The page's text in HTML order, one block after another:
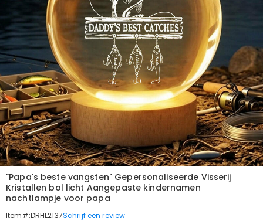
"Papa's beste vangsten" Gepersonaliseerde Visserij
Kristallen bol licht Aangepaste kindernamen
nachtlampje voor papa
Item#:DRHL2137Schrijf een review